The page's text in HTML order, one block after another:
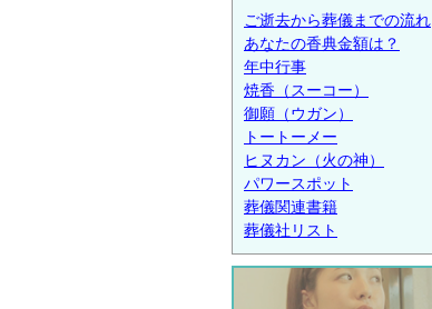
ご逝去から葬儀までの流れ
あなたの香典金額は？
年中行事
焼香（スーコー）
御願（ウガン）
トートーメー
ヒヌカン（火の神）
パワースポット
葬儀関連書籍
葬儀社リスト